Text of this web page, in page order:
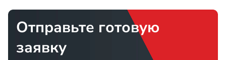
Отправьте готовую
заявку